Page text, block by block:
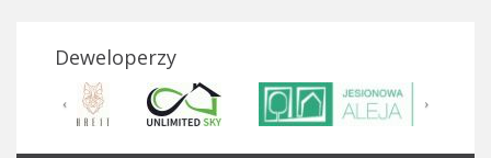
Deweloperzy